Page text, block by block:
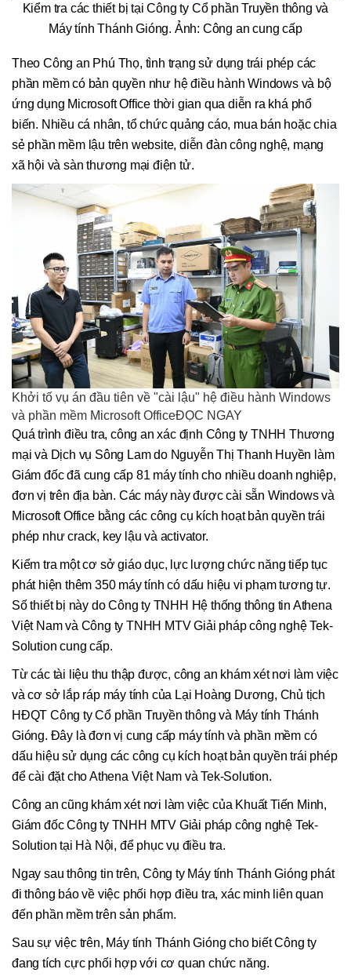
Kiểm tra các thiết bị tại Công ty Cổ phần Truyền thông và
Máy tính Thánh Gióng. Ảnh: Công an cung cấp
Theo Công an Phú Thọ, tình trạng sử dụng trái phép các
phần mềm có bản quyền như hệ điều hành Windows và bộ
ứng dụng Microsoft Office thời gian qua diễn ra khá phổ
biến. Nhiều cá nhân, tổ chức quảng cáo, mua bán hoặc chia
sẻ phần mềm lậu trên website, diễn đàn công nghệ, mạng
xã hội và sàn thương mại điện tử.
Khởi tố vụ án đầu tiên về "cài lậu" hệ điều hành Windows
và phần mềm Microsoft OfficeĐỌC NGAY
Quá trình điều tra, công an xác định Công ty TNHH Thương
mại và Dịch vụ Sông Lam do Nguyễn Thị Thanh Huyền làm
Giám đốc đã cung cấp 81 máy tính cho nhiều doanh nghiệp,
đơn vị trên địa bàn. Các máy này được cài sẵn Windows và
Microsoft Office bằng các công cụ kích hoạt bản quyền trái
phép như crack, key lậu và activator.
Kiểm tra một cơ sở giáo dục, lực lượng chức năng tiếp tục
phát hiện thêm 350 máy tính có dấu hiệu vi phạm tương tự.
Số thiết bị này do Công ty TNHH Hệ thống thông tin Athena
Việt Nam và Công ty TNHH MTV Giải pháp công nghệ Tek-
Solution cung cấp.
Từ các tài liệu thu thập được, công an khám xét nơi làm việc
và cơ sở lắp ráp máy tính của Lại Hoàng Dương, Chủ tịch
HĐQT Công ty Cổ phần Truyền thông và Máy tính Thánh
Gióng. Đây là đơn vị cung cấp máy tính và phần mềm có
dấu hiệu sử dụng các công cụ kích hoạt bản quyền trái phép
để cài đặt cho Athena Việt Nam và Tek-Solution.
Công an cũng khám xét nơi làm việc của Khuất Tiến Minh,
Giám đốc Công ty TNHH MTV Giải pháp công nghệ Tek-
Solution tại Hà Nội, để phục vụ điều tra.
Ngay sau thông tin trên, Công ty Máy tính Thánh Gióng phát
đi thông báo về việc phối hợp điều tra, xác minh liên quan
đến phần mềm trên sản phẩm.
Sau sự việc trên, Máy tính Thánh Gióng cho biết Công ty
đang tích cực phối hợp với cơ quan chức năng.